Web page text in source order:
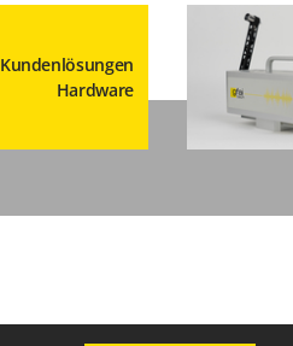
Kundenlösungen
Hardware